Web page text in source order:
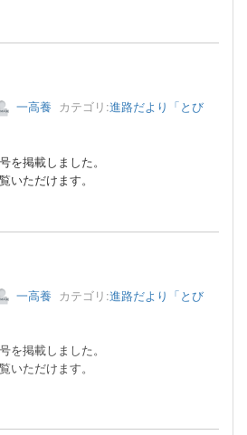
一高養 カテゴリ:進路だより「とび
を掲載しました。
いただけます。
一高養 カテゴリ:進路だより「とび
を掲載しました。
いただけます。